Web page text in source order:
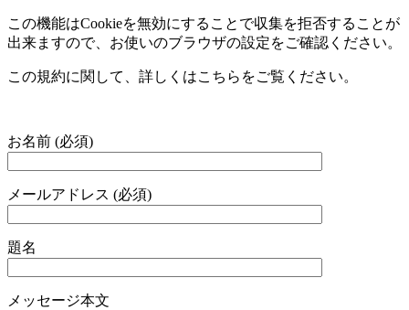
この機能はCookieを無効にすることで収集を拒否することが
出来ますので、お使いのブラウザの設定をご確認ください。
この規約に関して、詳しくはこちらをご覧ください。
お名前 (必須)
メールアドレス (必須)
題名
メッセージ本文